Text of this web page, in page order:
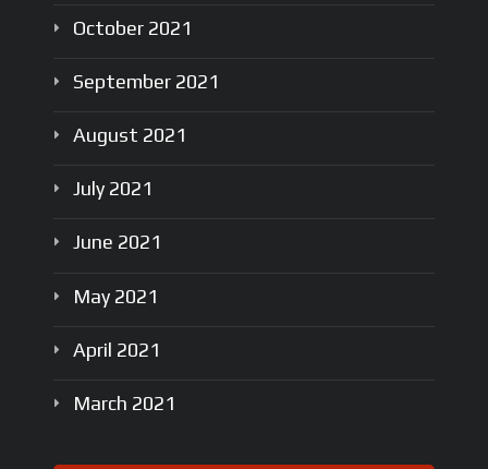
October 2021
September 2021
August 2021
July 2021
June 2021
May 2021
April 2021
March 2021